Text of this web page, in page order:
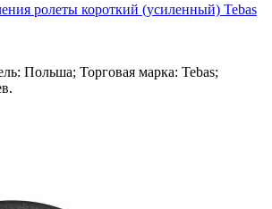
ролеты короткий (усиленный) Tebas
Польша; Торговая марка: Tebas;